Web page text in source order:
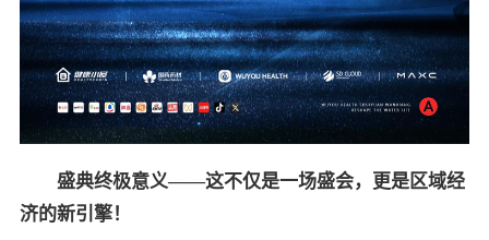
盛典终极意义——这不仅是一场盛会，更是区域经
济的新引擎！